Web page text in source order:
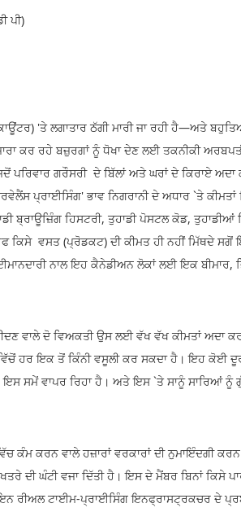
ਪੀ)
'ਤੇ ਲਗਾਤਾਰ ਠੱਗੀ ਮਾਰੀ ਜਾ ਰਹੀ ਹੈ—ਅਤੇ
ਕਰ ਰਹੇ ਬਜ਼ੁਰਗਾਂ ਨੂੰ ਧੋਖਾ ਦੇਣ ਲਈ ਤਕਨੀਕੀ
ਪਰਿਵਾਰ ਗਰੌਸਰੀ ਦੇ ਬਿੱਲਾਂ ਅਤੇ ਘਰਾਂ ਦੇ ਕਿਰਾਏ
ਪ੍ਰਾਈਸਿੰਗ' ਭਾਵ ਨਿਗਰਾਨੀ ਦੇ ਅਧਾਰ `ਤੇ
ਬ੍ਰਾਊਜ਼ਿੰਗ ਹਿਸਟਰੀ, ਤੁਹਾਡੀ ਪੋਸਟਲ ਕੋਡ,
ਕਿਸੇ ਵਸਤ (ਪ੍ਰੋਡਕਟ) ਦੀ ਕੀਮਤ ਹੀ ਨਹੀਂ ਮਿੱਥਦੇ ਸਗੋਂ
ਨਾਲ ਇਹ ਕੈਨੇਡੀਅਨ ਲੋਕਾਂ ਲਈ ਇਕ
ਵਾਲੇ ਦੋ ਵਿਅਕਤੀ ਉਸ ਲਈ ਵੱਖ ਵੱਖ ਕੀਮਤਾਂ ਅਦਾ
ਹਰ ਇਕ ਤੋਂ ਕਿੰਨੀ ਵਸੂਲੀ ਕਰ ਸਕਦਾ ਹੈ। ਇਹ ਕੋਈ
ਸਮੇਂ ਵਾਪਰ ਰਿਹਾ ਹੈ। ਅਤੇ ਇਸ `ਤੇ ਸਾਨੂੰ ਸਾਰਿਆਂ ਨੂੰ
ਕੰਮ ਕਰਨ ਵਾਲੇ ਹਜ਼ਾਰਾਂ ਵਰਕਾਰਾਂ ਦੀ ਨੁਮਾਇੰਦਗੀ
ਦੀ ਘੰਟੀ ਵਜਾ ਦਿੱਤੀ ਹੈ। ਇਸ ਦੇ ਮੈਂਬਰ ਬਿਨਾਂ ਕਿਸੇ
ਰੀਅਲ ਟਾਈਮ-ਪ੍ਰਾਈਸਿੰਗ ਇਨਫ੍ਰਾਸਟ੍ਰਕਚਰ ਦੇ